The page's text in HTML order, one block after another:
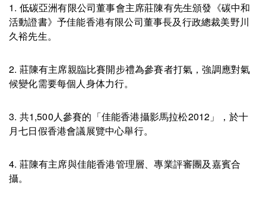
1. 低碳亞洲有限公司董事會主席莊陳有先生頒發《碳中和
活動證書》予佳能香港有限公司董事長及行政總裁美野川
久裕先生。
2. 莊陳有主席親臨比賽開步禮為參賽者打氣，強調應對氣
候變化需要每個人身体力行。
3. 共1,500人參賽的「佳能香港攝影馬拉松2012」，於十
月七日假香港會議展覽中心舉行。
4. 莊陳有主席與佳能香港管理層、專業評審團及嘉賓合
攝。